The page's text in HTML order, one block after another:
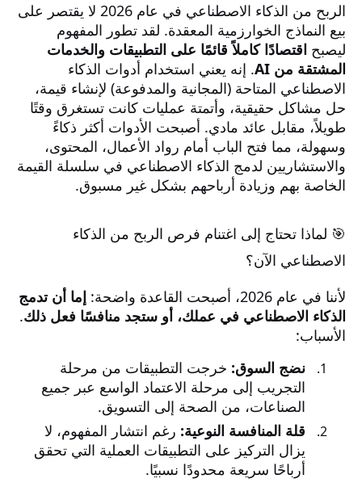
الربح من الذكاء الاصطناعي في عام 2026 لا يقتصر على
بيع النماذج الخوارزمية المعقدة. لقد تطور المفهوم
ليصبح اقتصادًا كاملاً قائمًا على التطبيقات والخدمات
المشتقة من AI
. إنه يعني استخدام أدوات الذكاء
الاصطناعي المتاحة (المجانية والمدفوعة) لإنشاء قيمة،
حل مشاكل حقيقية، وأتمتة عمليات كانت تستغرق وقتًا
طويلاً، مقابل عائد مادي. أصبحت الأدوات أكثر ذكاءً
وسهولة، مما فتح الباب أمام رواد الأعمال، المحتوى،
والاستشاريين لدمج الذكاء الاصطناعي في سلسلة القيمة
الخاصة بهم وزيادة أرباحهم بشكل غير مسبوق.
🎯 لماذا تحتاج إلى اغتنام فرص الربح من الذكاء
الاصطناعي الآن؟
لأننا في عام 2026، أصبحت القاعدة واضحة:
إما أن تدمج
الذكاء الاصطناعي في عملك، أو ستجد منافسًا فعل ذلك.
الأسباب:
نضج السوق: خرجت التطبيقات من مرحلة
التجريب إلى مرحلة الاعتماد الواسع عبر جميع
الصناعات، من الصحة إلى التسويق.
قلة المنافسة النوعية: رغم انتشار المفهوم، لا
يزال التركيز على التطبيقات العملية التي تحقق
أرباحًا سريعة محدودًا نسبيًا.